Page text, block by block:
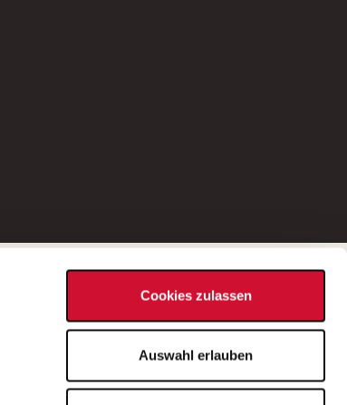
Cookies zulassen
Auswahl erlauben
Bei Fragen zu einer Stellenausschreibung
wenden Sie sich bitte an die*den in der
Stellenausschreibung genannte*n